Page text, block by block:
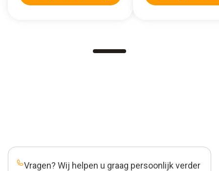
Vragen? Wij helpen u graag persoonlijk verder